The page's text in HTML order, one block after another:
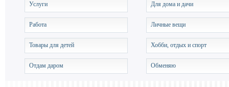
Услуги Для дома и дачи
Работа Личные вещи
Товары для детей Хобби, отдых и спорт
Отдам даром Обменяю